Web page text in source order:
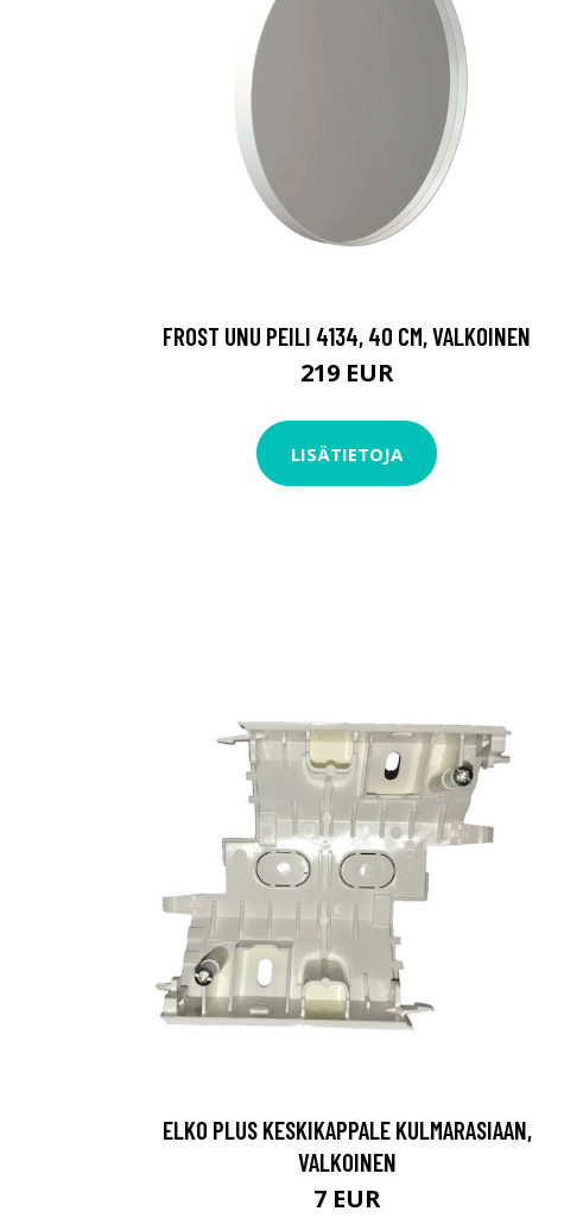
FROST UNU PEILI 4134, 40 CM, VALKOINEN
219 EUR
LISÄTIETOJA
ELKO PLUS KESKIKAPPALE KULMARASIAAN,
VALKOINEN
7 EUR